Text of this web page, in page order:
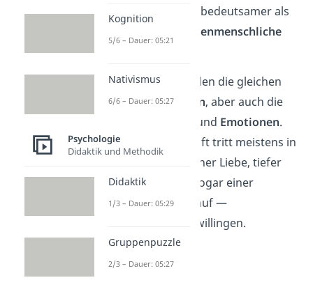
wirkt intensiver und bedeutsamer als
zwischenmenschliche
Beziehung
Seelenverwandte teilen die gleichen
WerteundAnsichten, aber auch die
und Emotionen.
Seelenverwandtschaft tritt meistens in
Form von romantischer Liebe, tiefer
Freundschaft oder sogar einer
familiären Bindung auf —
beispielsweise bei Zwillingen.
Kognition
5/6 – Dauer: 05:21
Nativismus
6/6 – Dauer: 05:27
Psychologie
Didaktik und Methodik
Didaktik
1/3 – Dauer: 05:29
Gruppenpuzzle
2/3 – Dauer: 05:27